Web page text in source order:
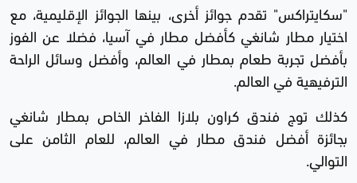
"سكايتراكس" تقدم جوائز أخرى، بينها الجوائز الإقليمية، مع
اختيار مطار شانغي كأفضل مطار في آسيا، فضلا عن الفوز
بأفضل تجربة طعام بمطار في العالم، وأفضل وسائل الراحة
الترفيهية في العالم.
كذلك توج فندق كراون بلازا الفاخر الخاص ب‍مطار شانغي
بجائزة أفضل فندق مطار في العالم، للعام الثامن على
التوالي.